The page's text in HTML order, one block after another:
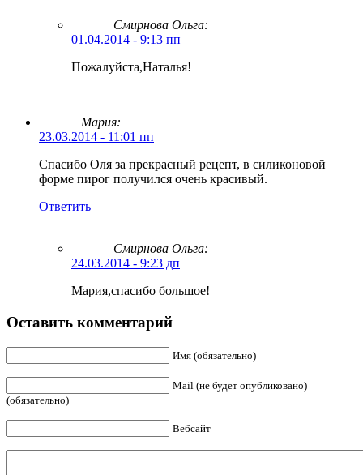
Смирнова Ольга:
01.04.2014 - 9:13 пп
Пожалуйста,Наталья!
Мария:
23.03.2014 - 11:01 пп
Спасибо Оля за прекрасный рецепт, в силиконовой
форме пирог получился очень красивый.
Ответить
Смирнова Ольга:
24.03.2014 - 9:23 дп
Мария,спасибо большое!
Оставить комментарий
Имя (обязательно)
Mail (не будет опубликовано)
(обязательно)
Вебсайт